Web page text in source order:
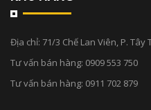
Địa chỉ: 71/3 Chế Lan Viên, P. Tây
Tư vấn bán hàng: 0909 553 750
Tư vấn bán hàng: 0911 702 879